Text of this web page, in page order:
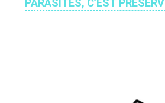
PARASITES, C’EST